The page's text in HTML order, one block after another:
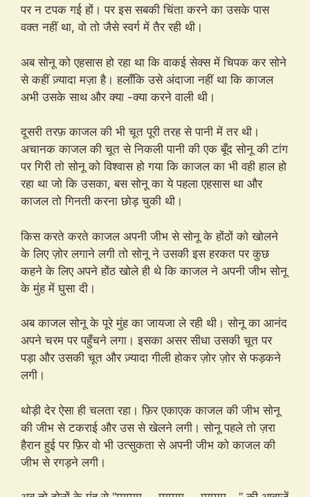
पर न टपक गई हों। पर इस सबकी चिंता करने का उसके पास
वक्त नहीं था, वो तो जैसे स्वर्ग में तैर रही थी।
अब सोनू को एहसास हो रहा था कि वाकई सेक्स में चिपक कर सोने
से कहीं ज़्यादा मज़ा है। हलाँकि उसे अंदाजा नहीं था कि काजल
अभी उसके साथ और क्या -क्या करने वाली थी।
दूसरी तरफ़ काजल की भी चूत पूरी तरह से पानी में तर थी।
अचानक काजल की चूत से निकली पानी की एक बूँद सोनू की टांग
पर गिरी तो सोनू को विश्वास हो गया कि काजल का भी वही हाल हो
रहा था जो कि उसका, बस सोनू का ये पहला एहसास था और
काजल तो गिनती करना छोड़ चुकी थी।
किस करते करते काजल अपनी जीभ से सोनू के होंठों को खोलने
के लिए ज़ोर लगाने लगी तो सोनू ने उसकी इस हरकत पर कुछ
कहने के लिए अपने होंठ खोले ही थे कि काजल ने अपनी जीभ सोनू
के मुंह में घुसा दी।
अब काजल सोनू के पूरे मुंह का जायजा ले रही थी। सोनू का आनंद
अपने चरम पर पहुँचने लगा। इसका असर सीधा उसकी चूत पर
पड़ा और उसकी चूत और ज़्यादा गीली होकर ज़ोर ज़ोर से फड़कने
लगी।
थोड़ी देर ऐसा ही चलता रहा। फ़िर एकाएक काजल की जीभ सोनू
की जीभ से टकराई और उस से खेलने लगी। सोनू पहले तो ज़रा
हैरान हुई पर फ़िर वो भी उत्सुकता से अपनी जीभ को काजल की
जीभ से रगड़ने लगी।